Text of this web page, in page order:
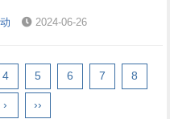
2024-06-26
4 5 6 7 8
› ››